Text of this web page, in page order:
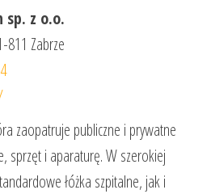
z o.o.
811 Zabrze
zaopatruje publiczne i prywatne
sprzęt i aparaturę. W szerokiej
łóżka szpitalne, jak i